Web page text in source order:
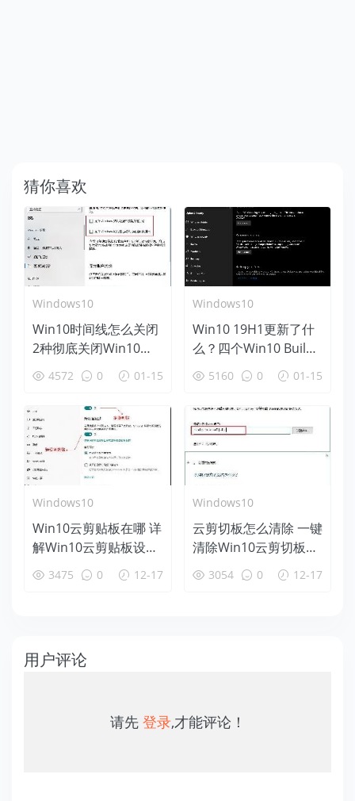
猜你喜欢
Windows10
Win10时间线怎么关闭
2种彻底关闭Win10时
间线方法
4572 0 01-15
Windows10
Win10 19H1更新了什
么？四个Win10 Build
18312新特性盘点
5160 0 01-15
Windows10
Win10云剪贴板在哪 详
解Win10云剪贴板设置
使用教程
3475 0 12-17
Windows10
云剪切板怎么清除 一键
清除Win10云剪切板方
法 3054 0 12-17
用户评论
请先 登录,才能评论！